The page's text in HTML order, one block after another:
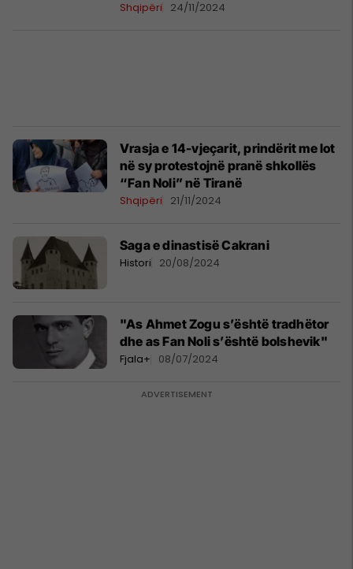
Shqipëri 24/11/2024
Vrasja e 14-vjeçarit, prindërit me lot
në sy protestojnë pranë shkollës
“Fan Noli” në Tiranë
Shqipëri 21/11/2024
Saga e dinastisë Cakrani
Histori 20/08/2024
"As Ahmet Zogu s’është tradhëtor
dhe as Fan Noli s’është bolshevik"
Fjala+ 08/07/2024